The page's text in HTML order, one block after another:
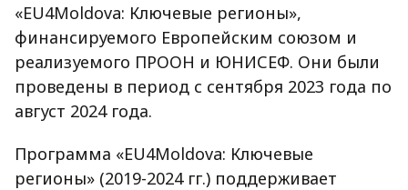
«EU4Moldova: Ключевые регионы»,
финансируемого Европейским союзом и
реализуемого ПРООН и ЮНИСЕФ. Они были
проведены в период с сентября 2023 года по
август 2024 года.
Программа «EU4Moldova: Ключевые
регионы» (2019-2024 гг.) поддерживает